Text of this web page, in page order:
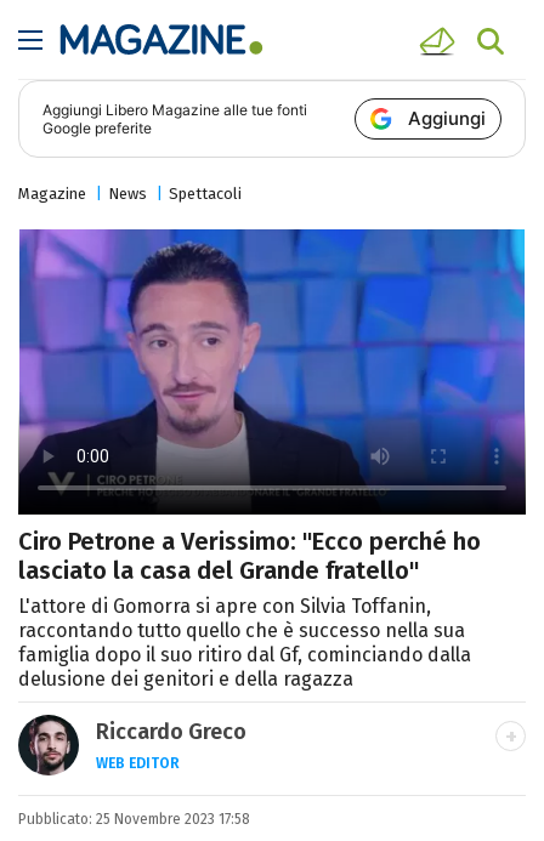
Aggiungi Libero Magazine alle tue fonti
Google preferite
Aggiungi
Magazine News Spettacoli
Ciro Petrone a Verissimo: "Ecco perché ho
lasciato la casa del Grande fratello"
L'attore di Gomorra si apre con Silvia Toffanin,
raccontando tutto quello che è successo nella sua
famiglia dopo il suo ritiro dal Gf, cominciando dalla
delusione dei genitori e della ragazza
Riccardo Greco
WEB EDITOR
LINKEDIN
Si avvicina all'editoria studiando all'IED
Pubblicato: 25 Novembre 2023 17:58